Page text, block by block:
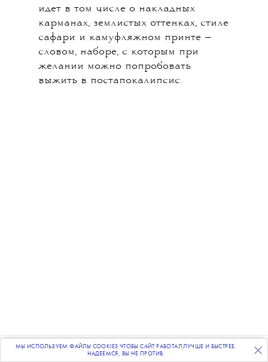
ПОДПИСЫВАЙТЕСЬНА НАШУ ВЕЧЕРНЮЮ РАССЫЛКУ
идет в том числе о накладных
карманах, землистых оттенках, стиле
сафари и камуфляжном принте —
словом, наборе, с которым при
желании можно попробовать
выжить в постапокалипсис.
МЫ ИСПОЛЬЗУЕМ ФАЙЛЫ COOKIES ЧТОБЫ САЙТ РАБОТАЛ ЛУЧШЕ И БЫСТРЕЕ.
НАДЕЕМСЯ, ВЫ НЕ ПРОТИВ.